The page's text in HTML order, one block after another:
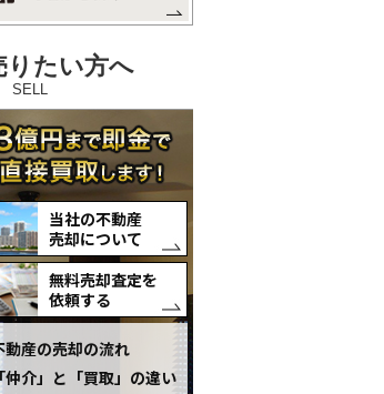
りたい方へ
SELL
当社の不動産
売却について
無料売却査定を
依頼する
動産の売却の流れ
「仲介」と「買取」の違い